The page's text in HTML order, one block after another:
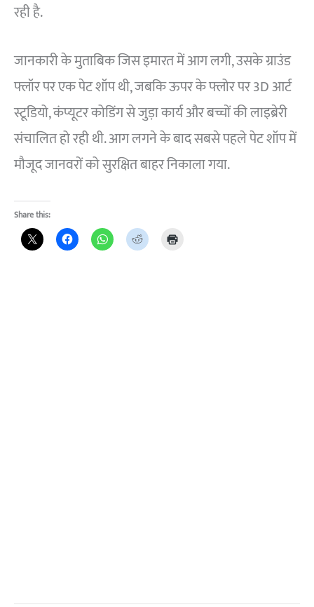
रही है.
जानकारी के मुताबिक जिस इमारत में आग लगी, उसके ग्राउंड
फ्लॉर पर एक पेट शॉप थी, जबकि ऊपर के फ्लोर पर 3D आर्ट
स्टूडियो, कंप्यूटर कोडिंग से जुड़ा कार्य और बच्चों की लाइब्रेरी
संचालित हो रही थी. आग लगने के बाद सबसे पहले पेट शॉप में
मौजूद जानवरों को सुरक्षित बाहर निकाला गया.
Share this: